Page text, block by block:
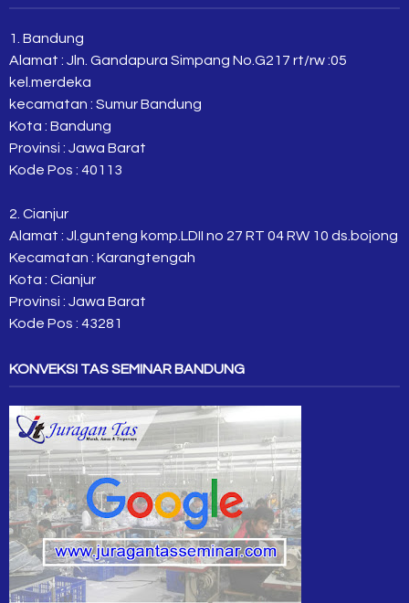
1. Bandung
Alamat : Jln. Gandapura Simpang No.G217 rt/rw :05
kel.merdeka
kecamatan : Sumur Bandung
Kota : Bandung
Provinsi : Jawa Barat
Kode Pos : 40113
2. Cianjur
Alamat : Jl.gunteng komp.LDII no 27 RT 04 RW 10 ds.bojong
Kecamatan : Karangtengah
Kota : Cianjur
Provinsi : Jawa Barat
Kode Pos : 43281
KONVEKSI TAS SEMINAR BANDUNG